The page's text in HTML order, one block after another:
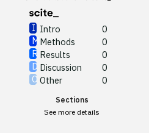
Intro
0
Methods
0
Results
0
Discussion
0
Other
0
Sections
See more details